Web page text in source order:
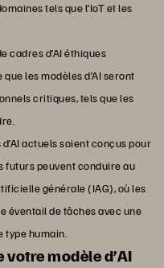
tels que l’IoT et les
cadres d’AI éthiques
les modèles d’AI seront
critiques, tels que les
actuels soient conçus pour
futurs peuvent conduire au
générale (IAG), où les
éventail de tâches avec une
type humain.
modèle d’AI